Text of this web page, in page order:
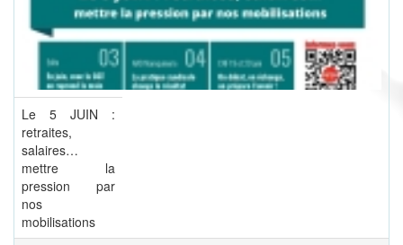
Le 5 JUIN :
retraites,
salaires…
mettre la
pression par
nos
mobilisations